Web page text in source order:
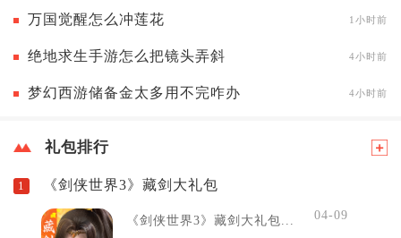
万国觉醒怎么冲莲花 1小时前
绝地求生手游怎么把镜头弄斜 4小时前
梦幻西游储备金太多用不完咋办 4小时前
礼包排行
1 《剑侠世界3》藏剑大礼包
《剑侠世界3》藏剑大礼包... 04-09